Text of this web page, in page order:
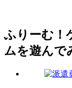
ふりーむ！
ムを遊んで